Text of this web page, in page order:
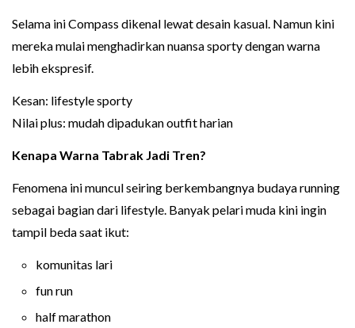
Selama ini Compass dikenal lewat desain kasual. Namun kini
mereka mulai menghadirkan nuansa sporty dengan warna
lebih ekspresif.
Kesan: lifestyle sporty
Nilai plus: mudah dipadukan outfit harian
Kenapa Warna Tabrak Jadi Tren?
Fenomena ini muncul seiring berkembangnya budaya running
sebagai bagian dari lifestyle. Banyak pelari muda kini ingin
tampil beda saat ikut:
komunitas lari
fun run
half marathon